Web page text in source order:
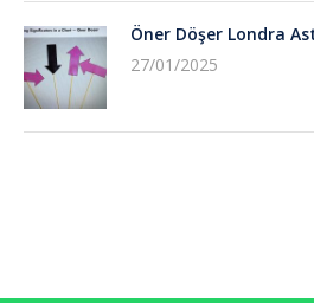
Öner Döşer Londra
27/01/2025